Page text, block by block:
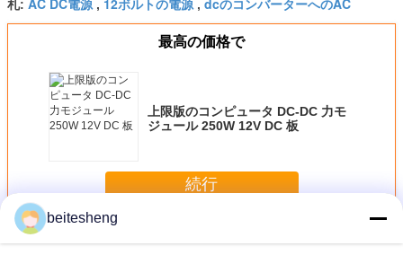
札: , ,
最高の価格で
上限版のコンピュータ DC-DC 力モ
ジュール 250W 12V DC 板
続行
多くAC-DC の電源
beitesheng